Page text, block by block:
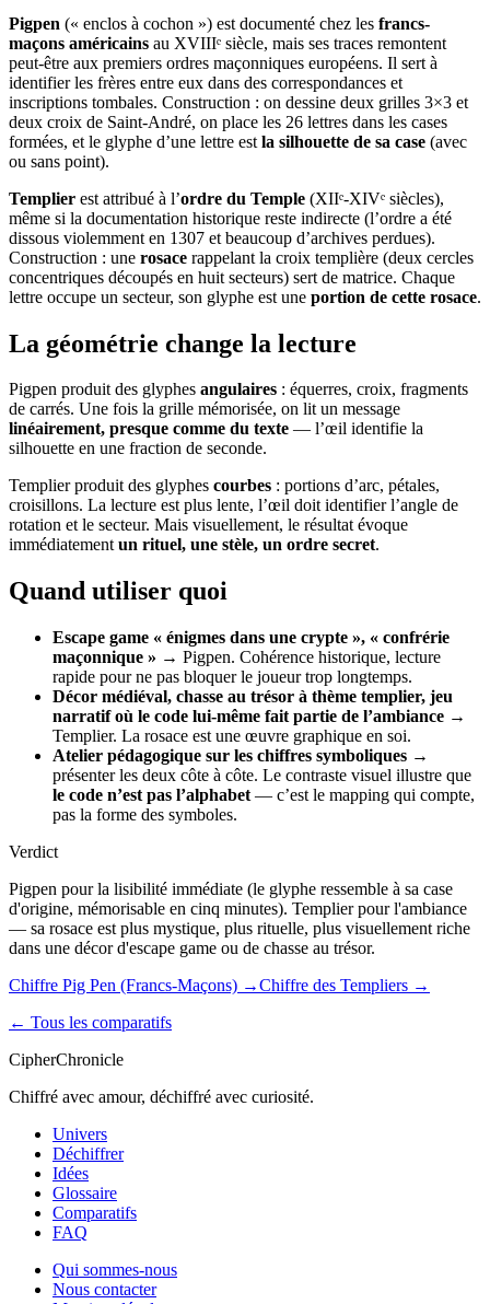
Pigpen (« enclos à cochon ») est documenté chez les francs-
maçons américains au XVIIIᵉ siècle, mais ses traces remontent
peut-être aux premiers ordres maçonniques européens. Il sert à
identifier les frères entre eux dans des correspondances et
inscriptions tombales. Construction : on dessine deux grilles 3×3 et
deux croix de Saint-André, on place les 26 lettres dans les cases
formées, et le glyphe d’une lettre est la silhouette de sa case (avec
ou sans point).
Templier est attribué à l’ordre du Temple (XIIᵉ-XIVᵉ siècles),
même si la documentation historique reste indirecte (l’ordre a été
dissous violemment en 1307 et beaucoup d’archives perdues).
Construction : une rosace rappelant la croix templière (deux cercles
concentriques découpés en huit secteurs) sert de matrice. Chaque
lettre occupe un secteur, son glyphe est une portion de cette rosace.
La géométrie change la lecture
Pigpen produit des glyphes angulaires : équerres, croix, fragments
de carrés. Une fois la grille mémorisée, on lit un message
linéairement, presque comme du texte — l’œil identifie la
silhouette en une fraction de seconde.
Templier produit des glyphes courbes : portions d’arc, pétales,
croisillons. La lecture est plus lente, l’œil doit identifier l’angle de
rotation et le secteur. Mais visuellement, le résultat évoque
immédiatementun rituel, une stèle, un ordre secret.
Quand utiliser quoi
Escape game « énigmes dans une crypte », « confrérie
maçonnique » → Pigpen. Cohérence historique, lecture
rapide pour ne pas bloquer le joueur trop longtemps.
Décor médiéval, chasse au trésor à thème templier, jeu
narratif où le code lui-même fait partie de l’ambiance →
Templier. La rosace est une œuvre graphique en soi.
Atelier pédagogique sur les chiffres symboliques →
présenter les deux côte à côte. Le contraste visuel illustre que
le code n’est pas l’alphabet — c’est le mapping qui compte,
pas la forme des symboles.
Verdict
Pigpen pour la lisibilité immédiate (le glyphe ressemble à sa case
d'origine, mémorisable en cinq minutes). Templier pour l'ambiance
— sa rosace est plus mystique, plus rituelle, plus visuellement riche
dans une décor d'escape game ou de chasse au trésor.
Chiffre Pig Pen (Francs-Maçons) →Chiffre des Templiers →
← Tous les comparatifs
CipherChronicle
Chiffré avec amour, déchiffré avec curiosité.
Univers
Déchiffrer
Idées
Glossaire
Comparatifs
FAQ
Qui sommes-nous
Nous contacter